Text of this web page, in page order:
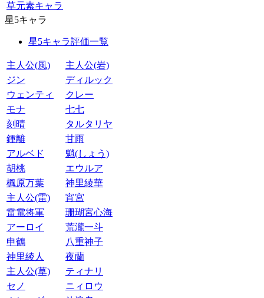
草元素キャラ
星5キャラ
星5キャラ評価一覧
主人公(風)
主人公(岩)
ジン
ディルック
ウェンティ
クレー
モナ
七七
刻晴
タルタリヤ
鍾離
甘雨
アルベド
魈(しょう)
胡桃
エウルア
楓原万葉
神里綾華
主人公(雷)
宵宮
雷電将軍
珊瑚宮心海
アーロイ
荒瀧一斗
申鶴
八重神子
神里綾人
夜蘭
主人公(草)
ティナリ
セノ
ニィロウ